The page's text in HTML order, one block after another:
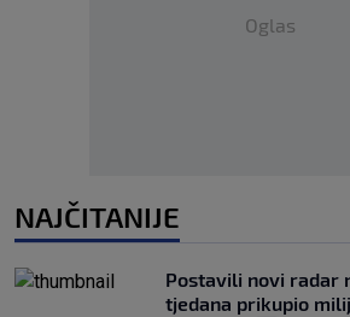
Oglas
NAJČITANIJE
Postavili novi radar
tjedana prikupio